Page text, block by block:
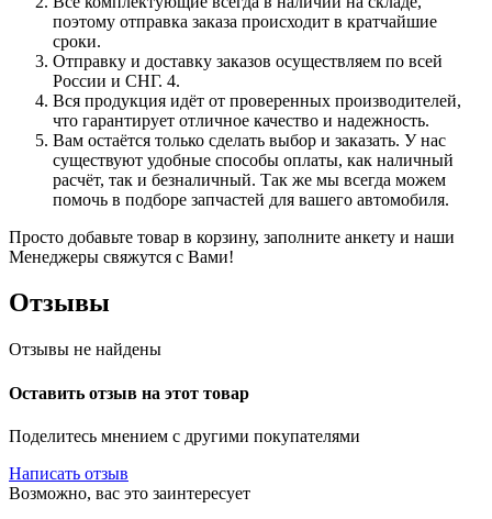
поэтому отправка заказа происходит в кратчайшие
сроки.
Отправку и доставку заказов осуществляем по всей
России и СНГ. 4.
Вся продукция идёт от проверенных производителей,
что гарантирует отличное качество и надежность.
Вам остаётся только сделать выбор и заказать. У нас
существуют удобные способы оплаты, как наличный
расчёт, так и безналичный. Так же мы всегда можем
помочь в подборе запчастей для вашего автомобиля.
Просто добавьте товар в корзину, заполните анкету и наши
Менеджеры свяжутся с Вами!
Отзывы
Отзывы не найдены
Оставить отзыв на этот товар
Поделитесь мнением с другими покупателями
Написать отзыв
Возможно, вас это заинтересует